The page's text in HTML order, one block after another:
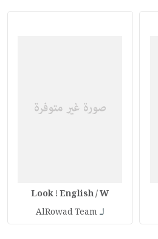
Look ! English / W
لـAlRowad Team